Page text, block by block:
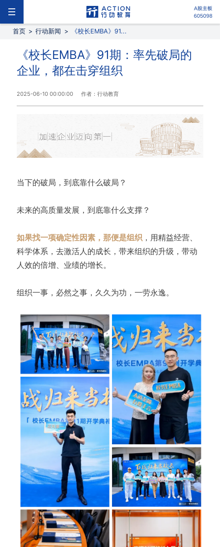
首页 > 行动新闻 > 《校长EMBA》91...
《校长EMBA》91期：率先破局的
企业，都在击穿组织
2025-06-10 00:00:00 作者：行动教育
当下的破局，到底靠什么破局？
未来的高质量发展，到底靠什么支撑？
如果找一项确定性因素，那便是组织，用精益经营、
科学体系，去激活人的成长，带来组织的升级，带动
人效的倍增、业绩的增长。
组织一事，必然之事，久久为功，一劳永逸。